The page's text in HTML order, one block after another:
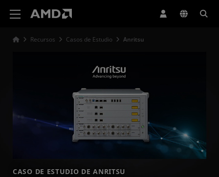
Recursos Casos de Estudio Anritsu
CASO DE ESTUDIO DE ANRITSU